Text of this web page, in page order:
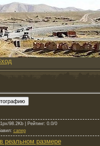
98.2Kb | Рейтинг: 0.0/0
: сапер
реальном размере